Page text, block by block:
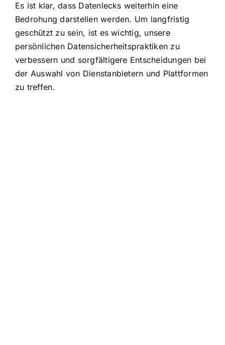
Es ist klar, dass Datenlecks weiterhin eine
Bedrohung darstellen werden. Um langfristig
geschützt zu sein, ist es wichtig, unsere
persönlichen Datensicherheitspraktiken zu
verbessern und sorgfältigere Entscheidungen bei
der Auswahl von Dienstanbietern und Plattformen
zu treffen.